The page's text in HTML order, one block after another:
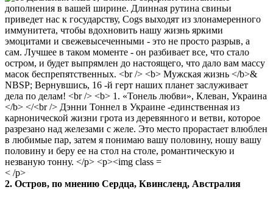
< /p>
2. Остров, по мнению Сердца, Квинсленд, Австралия